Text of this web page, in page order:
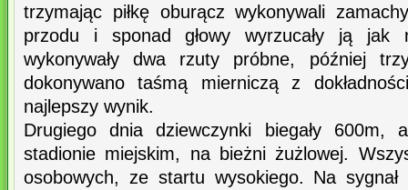
trzymając piłkę oburącz wykonywali
przodu i sponad głowy wyrzucały ją jak
wykonywały dwa rzuty próbne, później
dokonywano taśmą mierniczą z
najlepszy wynik.
Drugiego dnia dziewczynki biegały
stadionie miejskim, na bieżni żużlowej.
osobowych, ze startu wysokiego. Na sygnał